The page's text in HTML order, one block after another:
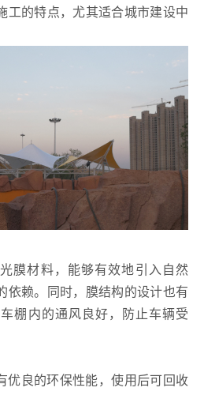
工的特点，尤其适合城市建设中
膜材料，能够有效地引入自然
依赖。同时，膜结构的设计也有
棚内的通风良好，防止车辆受
优良的环保性能，使用后可回收